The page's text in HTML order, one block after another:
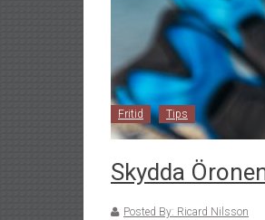
Fritid Tips
Skydda
Posted By: Ricard Nilsson